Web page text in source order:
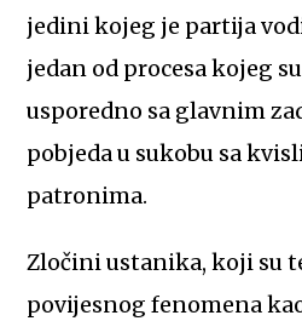
jedini kojeg je partija
jedan od procesa kojeg
usporedno sa glavnim
pobjeda u sukobu sa
patronima.
Zločini ustanika, koji su
povijesnog fenomena